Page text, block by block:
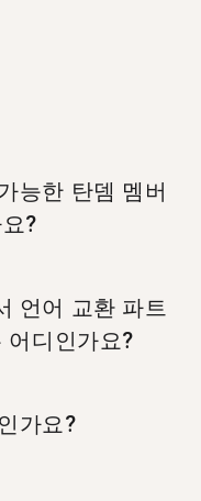
능한 탄뎀 멤버
?
언어 교환 파트
어디인가요?
가요?